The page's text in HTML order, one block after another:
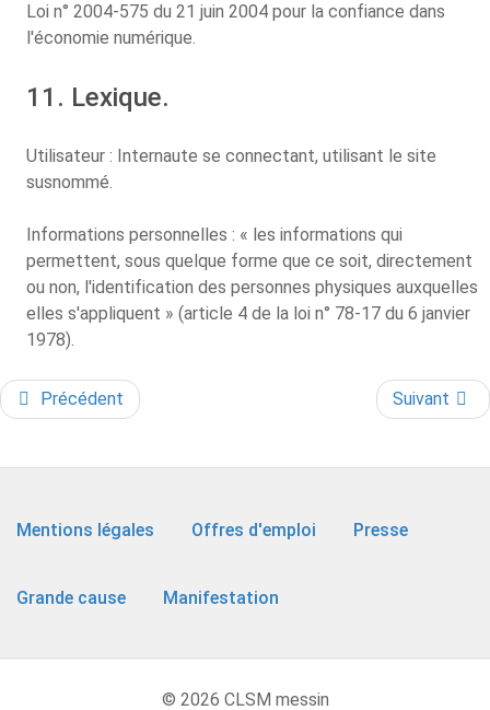
Loi n° 2004-575 du 21 juin 2004 pour la confiance dans
l'économie numérique.
11. Lexique.
Utilisateur : Internaute se connectant, utilisant le site
susnommé.
Informations personnelles : « les informations qui
permettent, sous quelque forme que ce soit, directement
ou non, l'identification des personnes physiques auxquelles
elles s'appliquent » (article 4 de la loi n° 78-17 du 6 janvier
1978).
Précédent Suivant
Mentions légales Offres d'emploi Presse
Grande cause Manifestation
© 2026 CLSM messin